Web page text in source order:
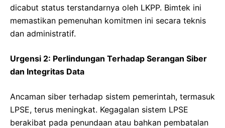
dicabut status terstandarnya oleh LKPP. Bimtek ini
memastikan pemenuhan komitmen ini secara teknis
dan administratif.
Urgensi 2: Perlindungan Terhadap Serangan Siber
dan Integritas Data
Ancaman siber terhadap sistem pemerintah, termasuk
LPSE, terus meningkat. Kegagalan sistem LPSE
berakibat pada penundaan atau bahkan pembatalan